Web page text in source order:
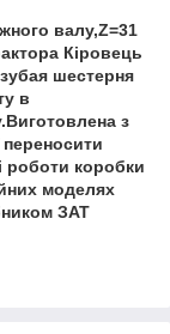
валу,Z=31
Кіровець
шестерня
в
з
переносити
роботи коробки
моделях
ЗАТ